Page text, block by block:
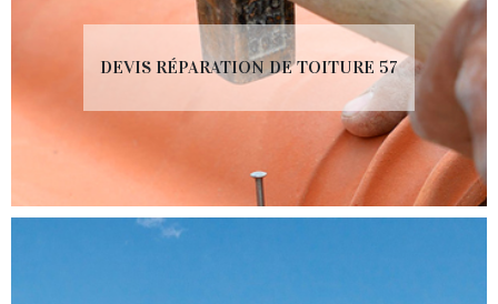
DEVIS RÉPARATION DE TOITURE 57